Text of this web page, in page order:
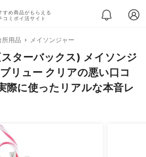
すめ商品がもらえる
コミポイ活サイト
所用品 メイソンジャー
ターバックス) メイソンジ
リュー クリアの悪い口コ
際に使ったリアルな本音レ